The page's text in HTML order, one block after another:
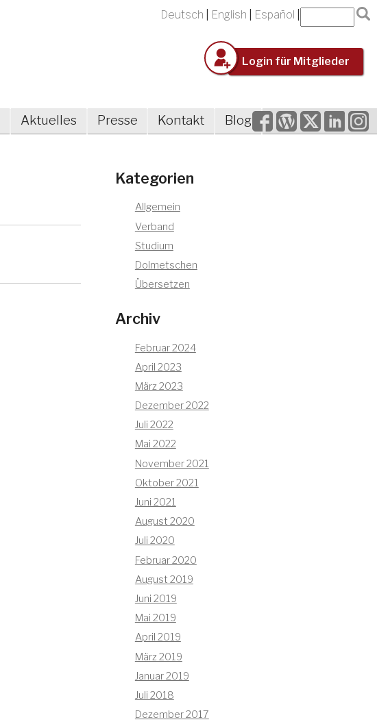
Deutsch English Español
Login für Mitglieder
Aktuelles Presse Kontakt BlogFacebook
WordPress
TwitterLinkedIn
Kategorien
Allgemein
Verband
Studium
Dolmetschen
Übersetzen
Archiv
Februar 2024
April 2023
März 2023
Dezember 2022
Juli 2022
Mai 2022
November 2021
Oktober 2021
Juni 2021
August 2020
Juli 2020
Februar 2020
August 2019
Juni 2019
Mai 2019
April 2019
März 2019
Januar 2019
Juli 2018
Dezember 2017